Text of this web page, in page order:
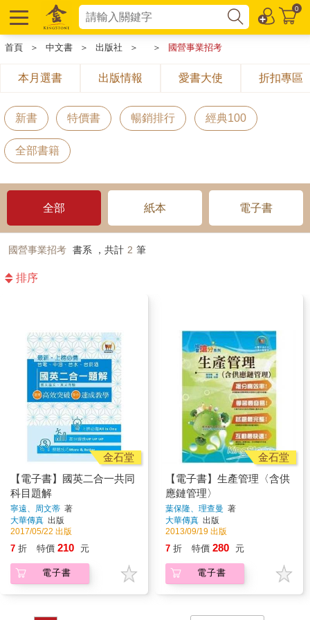
0
首頁 ＞ 中文書 ＞ 出版社 ＞ ＞ 國營事業招考
本月選書 出版情報 愛書大使 折扣專區
新書 特價書 暢銷排行 經典100
全部書籍
全部 紙本 電子書
國營事業招考 書系 ，共計 2 筆
排序
金石堂
【電子書】國英二合一共同
科目題解
寧遠、周文蒂 著
大華傳真 出版
2017/05/22 出版
7 折 特價 210 元
電子書
金石堂
【電子書】生產管理〈含供
應鏈管理〉
葉保隆、理查曼 著
大華傳真 出版
2013/09/19 出版
7 折 特價 280 元
電子書